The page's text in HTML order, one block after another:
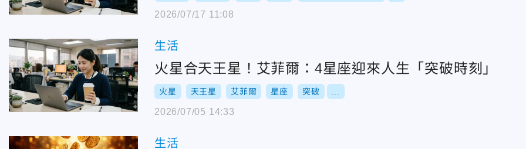
2026/07/17 11:08
生活
火星合天王星！艾菲爾：4星座迎來人生「突破時刻」
火星 天王星 艾菲爾 星座 突破
2026/07/05 14:33
生活